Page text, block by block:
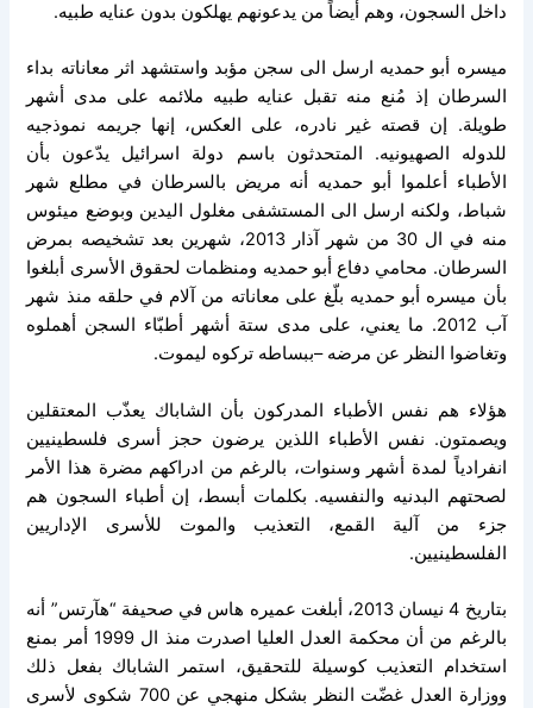
داخل السجون، وهم أيضاً من يدعونهم يهلكون بدون عنايه طبيه.
ميسره أبو حمديه ارسل الى سجن مؤبد واستشهد اثر معاناته بداء
السرطان إذ مُنع منه تقبل عنايه طبيه ملائمه على مدى أشهر
طويلة. إن قصته غير نادره، على العكس، إنها جريمه نموذجيه
للدوله الصهيونيه. المتحدثون باسم دولة اسرائيل يدّعون بأن
الأطباء أعلموا أبو حمديه أنه مريض بالسرطان في مطلع شهر
شباط، ولكنه ارسل الى المستشفى مغلول اليدين وبوضع ميئوس
منه في ال 30 من شهر آذار 2013، شهرين بعد تشخيصه بمرض
السرطان. محامي دفاع أبو حمديه ومنظمات لحقوق الأسرى أبلغوا
بأن ميسره أبو حمديه بلّغ على معاناته من آلام في حلقه منذ شهر
آب 2012. ما يعني، على مدى ستة أشهر أطبّاء السجن أهملوه
وتغاضوا النظر عن مرضه –ببساطه تركوه ليموت.
هؤلاء هم نفس الأطباء المدركون بأن الشاباك يعذّب المعتقلين
ويصمتون. نفس الأطباء اللذين يرضون حجز أسرى فلسطينيين
انفرادياً لمدة أشهر وسنوات، بالرغم من ادراكهم مضرة هذا الأمر
لصحتهم البدنيه والنفسيه. بكلمات أبسط، إن أطباء السجون هم
جزء من آلية القمع، التعذيب والموت للأسرى الإداريين
الفلسطينيين.
بتاريخ 4 نيسان 2013، أبلغت عميره هاس في صحيفة “هآرتس” أنه
بالرغم من أن محكمة العدل العليا اصدرت منذ ال 1999 أمر بمنع
استخدام التعذيب كوسيلة للتحقيق، استمر الشاباك بفعل ذلك
ووزارة العدل غضّت النظر بشكل منهجي عن 700 شكوى لأسرى